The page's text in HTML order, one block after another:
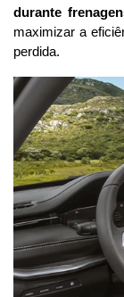
durante
maximizar a
perdida.